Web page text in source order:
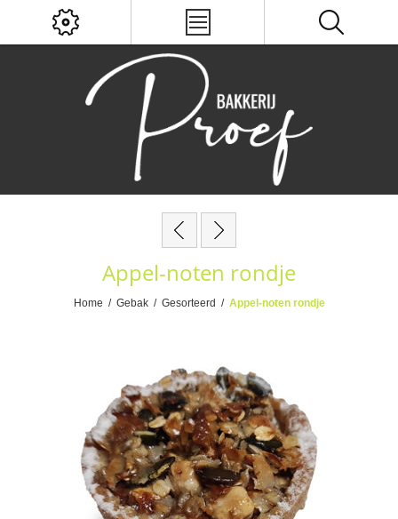
Appel-noten rondje
Home / Gebak / Gesorteerd / Appel-noten rondje